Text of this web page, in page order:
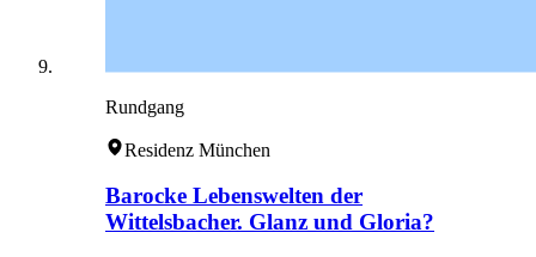
Rundgang
Residenz München
Barocke Lebenswelten der
Wittelsbacher. Glanz und Gloria?